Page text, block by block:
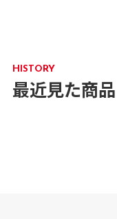
HISTORY
最近見た商品